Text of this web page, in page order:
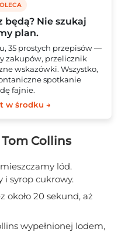
będą? Nie szukaj
plan.
35 prostych przepisów —
zakupów, przelicznik
wskazówki. Wszystko,
spotkanie
fajnie.
w środku →
Collins
lód.
i syrop cukrowy.
około 20 sekund, aż
wypełnionej lodem,